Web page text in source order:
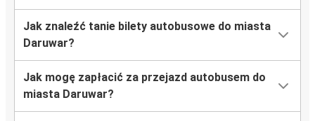
Jak znaleźć tanie bilety autobusowe do miasta
Daruwar?
Jak mogę zapłacić za przejazd autobusem do
miasta Daruwar?